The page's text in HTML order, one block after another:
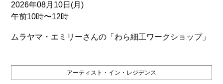
2026年08月10日(月)
午前10時〜12時
ムラヤマ・エミリーさんの「わら細工ワークショップ」
アーティスト・イン・レジデンス